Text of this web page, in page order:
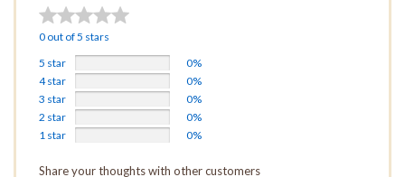
0 out of 5 stars
5 star
0%
4 star
0%
3 star
0%
2 star
0%
1 star
0%
Share your thoughts with other customers